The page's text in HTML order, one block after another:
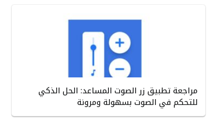
مراجعة تطبيق زر الصوت المساعد: الحل الذكي
للتحكم في الصوت بسهولة ومرونة